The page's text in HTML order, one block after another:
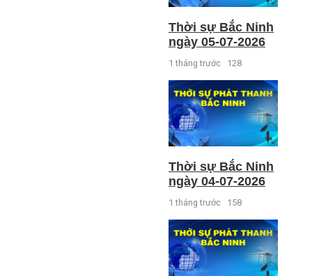
Thời sự Bắc Ninh
ngày 05-07-2026
1 tháng trước 128
Thời sự Bắc Ninh
ngày 04-07-2026
1 tháng trước 158